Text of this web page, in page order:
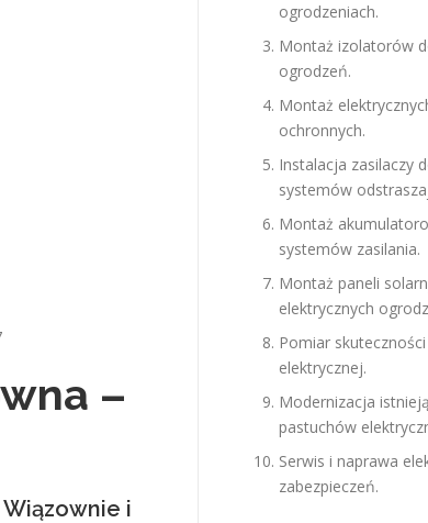
–
i
ogrodzeniach.
Montaż izolatorów
ogrodzeń.
Montaż
ochronnych.
Instalacja zasilaczy
systemów
Montaż
systemów zasilania.
Montaż paneli
elektrycznych
Pomiar
elektrycznej.
Modernizacja
pastuchów
Serwis i naprawa
zabezpieczeń.